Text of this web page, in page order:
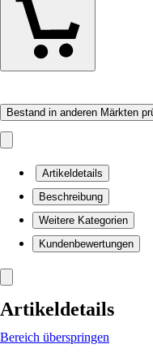
Bestand in anderen Märkten
Artikeldetails
Beschreibung
Weitere Kategorien
Kundenbewertungen
Artikeldetails
Bereich überspringen